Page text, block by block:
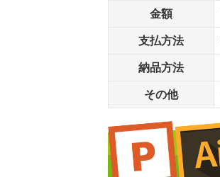
金額
支払方法
納品方法
その他